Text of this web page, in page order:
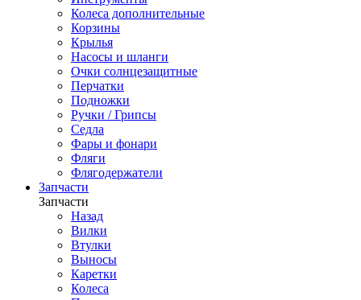
Колеса дополнительные
Корзины
Крылья
Насосы и шланги
Очки солнцезащитные
Перчатки
Подножки
Ручки / Грипсы
Седла
Фары и фонари
Фляги
Флягодержатели
Запчасти
Запчасти
Назад
Вилки
Втулки
Выносы
Каретки
Колеса